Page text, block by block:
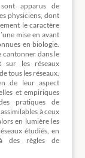
apparus de
physiciens, dont
le caractère
mise en avant
en biologie.
cantonner dans le
sur les réseaux
tous les réseaux.
de leur aspect
et empiriques
pratiques de
à ceux
en lumière les
étudiés, en
des règles de